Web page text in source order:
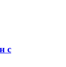
с